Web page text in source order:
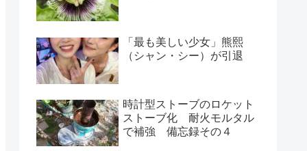
「最も美しい少女」熊熙
（シャン・シー）が引退
時計型ストーブのロケット
ストーブ化 耐火モルタル
で補強 備忘録その４